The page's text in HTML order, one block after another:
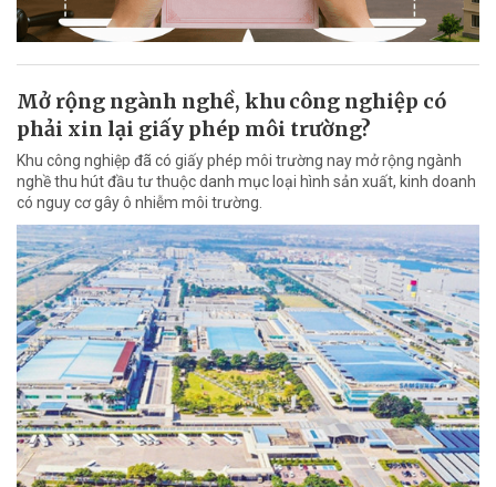
Mở rộng ngành nghề, khu công nghiệp có
phải xin lại giấy phép môi trường?
Khu công nghiệp đã có giấy phép môi trường nay mở rộng ngành
nghề thu hút đầu tư thuộc danh mục loại hình sản xuất, kinh doanh
có nguy cơ gây ô nhiễm môi trường.